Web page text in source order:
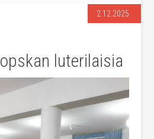
2.12.2025
luterilaisia